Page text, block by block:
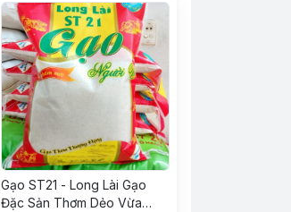
Gạo ST21 - Long Lài Gạo
Đặc Sản Thơm Dẻo Vừa